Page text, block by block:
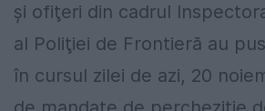
şi ofiţeri din cadrul
al Poliţiei de Frontieră au
în cursul zilei de azi, 20